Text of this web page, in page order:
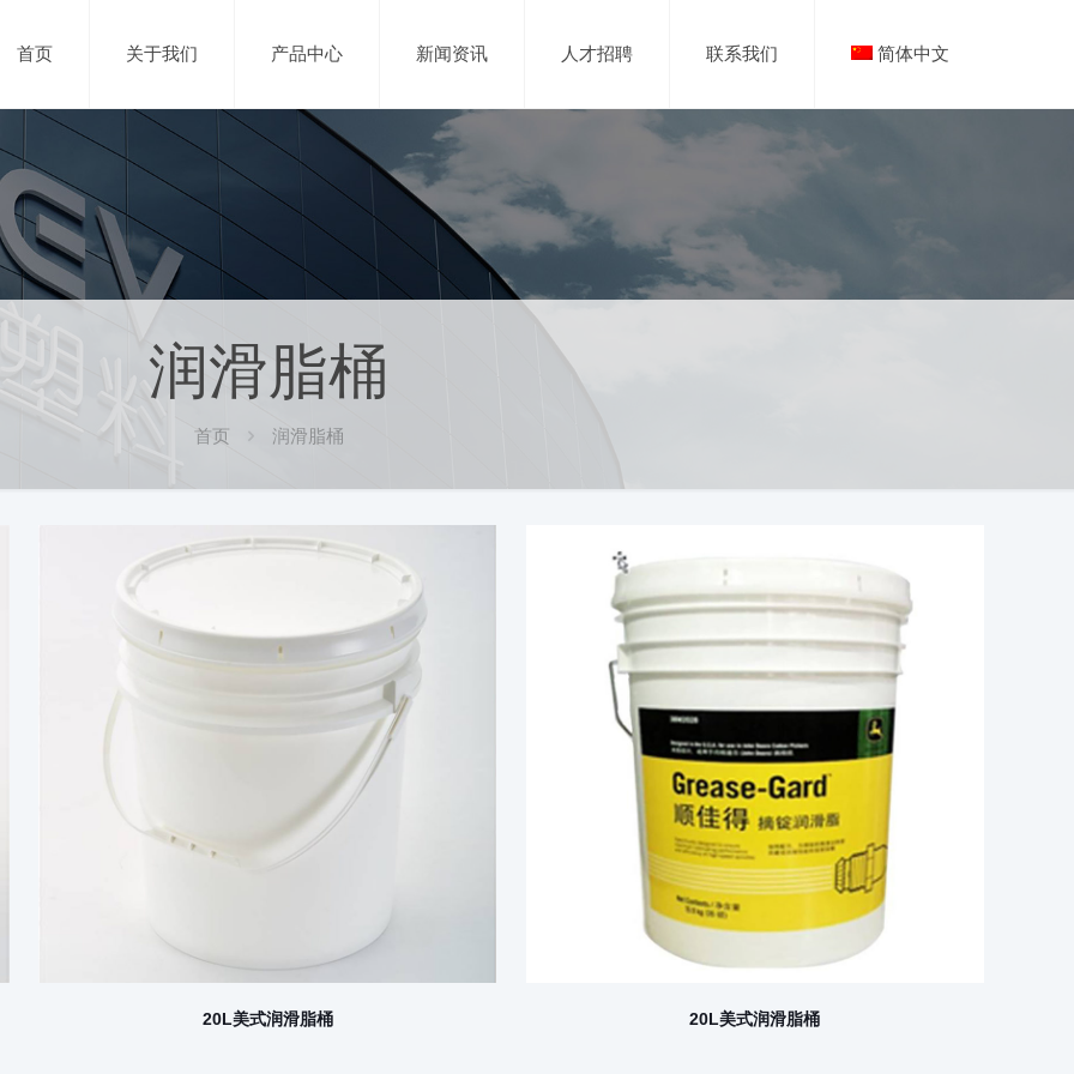
首页 关于我们 产品中心 新闻资讯 人才招聘 联系我们 简体中文
润滑脂桶
首页 润滑脂桶
20L美式润滑脂桶 20L美式润滑脂桶